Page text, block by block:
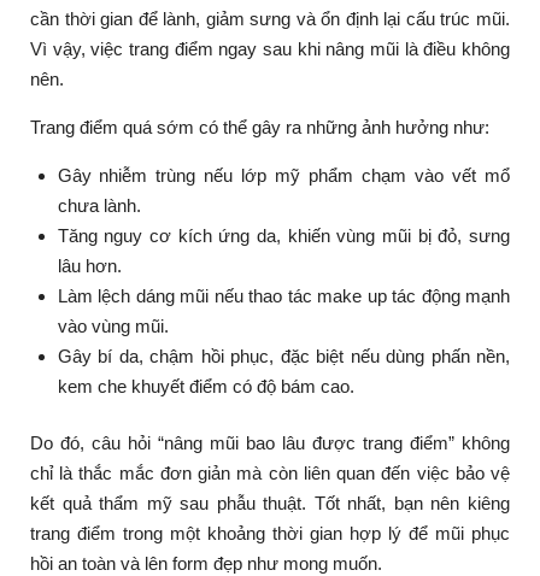
cần thời gian để lành, giảm sưng và ổn định lại cấu trúc mũi.
Vì vậy, việc trang điểm ngay sau khi nâng mũi là điều không
nên.
Trang điểm quá sớm có thể gây ra những ảnh hưởng như:
Gây nhiễm trùng nếu lớp mỹ phẩm chạm vào vết mổ
chưa lành.
Tăng nguy cơ kích ứng da, khiến vùng mũi bị đỏ, sưng
lâu hơn.
Làm lệch dáng mũi nếu thao tác make up tác động mạnh
vào vùng mũi.
Gây bí da, chậm hồi phục, đặc biệt nếu dùng phấn nền,
kem che khuyết điểm có độ bám cao.
Do đó, câu hỏi “nâng mũi bao lâu được trang điểm” không
chỉ là thắc mắc đơn giản mà còn liên quan đến việc bảo vệ
kết quả thẩm mỹ sau phẫu thuật. Tốt nhất, bạn nên kiêng
trang điểm trong một khoảng thời gian hợp lý để mũi phục
hồi an toàn và lên form đẹp như mong muốn.